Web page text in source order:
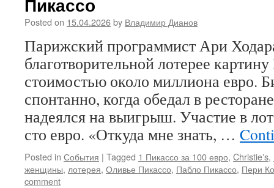
Posted on 15.04.2026by Владимир Дианов
Парижский программист Ари
благотворительной лотерее
стоимостью около миллиона евро.
спонтанно, когда обедал в
надеялся на выигрыш. Участие в
сто евро. «Откуда мне знать, …
Posted in События | Tagged 1 Пикассо за 100 евро, Christieʼs,
женщины, лотерея, Оливье Пикассо, Пабло Пикассо, Пери
comment